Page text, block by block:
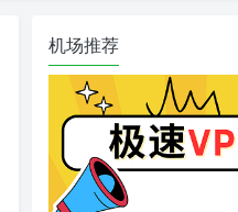
机场推荐